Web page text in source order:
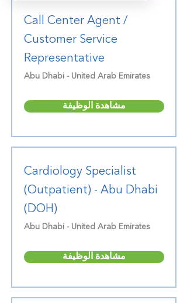
Call Center Agent /
Customer Service
Representative
Abu Dhabi - United Arab Emirates
مشاهدة الوظيفة
Cardiology Specialist
(Outpatient) - Abu Dhabi
(DOH)
Abu Dhabi - United Arab Emirates
مشاهدة الوظيفة